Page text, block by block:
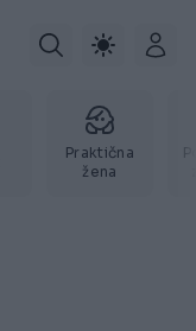
Praktična
žena